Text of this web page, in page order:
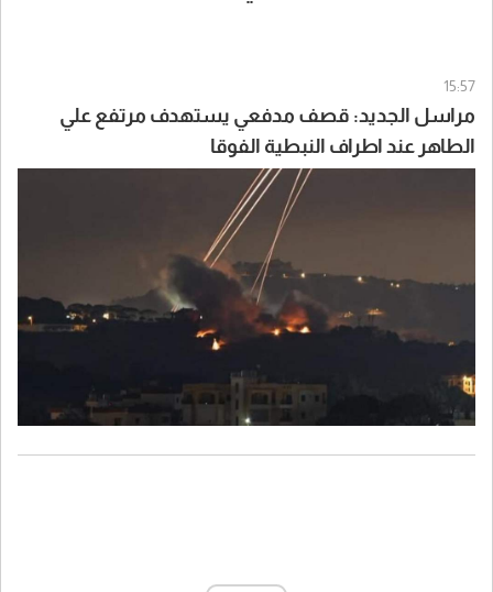
15:57
مراسل الجديد: قصف مدفعي يستهدف مرتفع علي
الطاهر عند اطراف النبطية الفوقا